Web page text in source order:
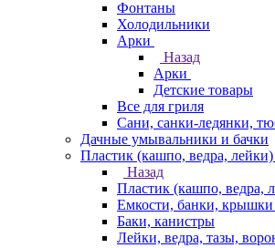
Фонтаны
Холодильники
Арки
Назад
Арки
Детские товары
Все для гриля
Сани, санки-ледянки,
Дачные умывальники и бачки
Пластик (кашпо, ведра, лейки)
Назад
Пластик (кашпо, ведра,
Емкости, банки, крышки
Баки, канистры
Лейки, ведра, тазы,